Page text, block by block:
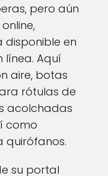
pero aún
en
línea. Aquí
aire, botas
rótulas de
acolchadas
como
quirófanos.
su portal